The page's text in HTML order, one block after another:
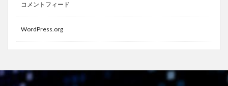
コメントフィード
WordPress.org